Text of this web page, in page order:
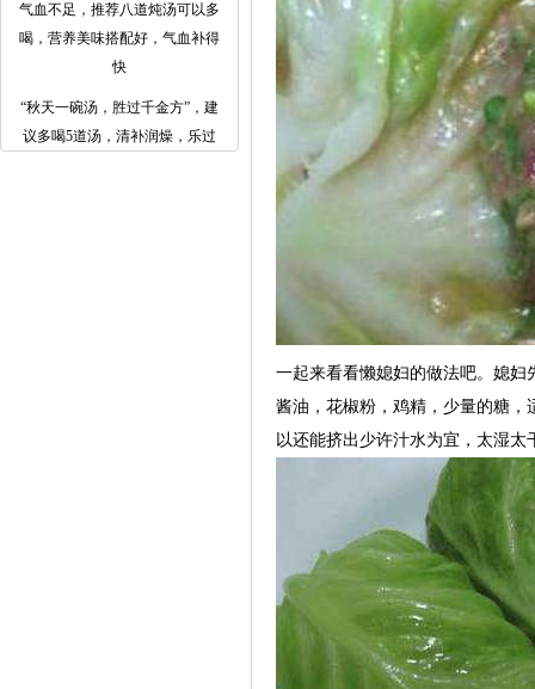
气血不足，推荐八道炖汤可以多
喝，营养美味搭配好，气血补得
快
​“秋天一碗汤，胜过千金方”，建
议多喝5道汤，清补润燥，乐过
一起来看看懒媳妇的做法吧。媳
酱油，花椒粉，鸡精，少量的糖
以还能挤出少许汁水为宜，太湿太